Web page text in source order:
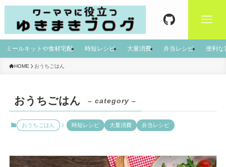
ミールキットや食材宅配 時短レシピ 大量消費 弁当レシピ 便利な
HOME おうちごはん
おうちごはん – category –
おうちごはん 時短レシピ 大量消費 弁当レシピ